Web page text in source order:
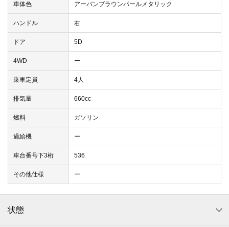
車体色 アーバンブラウンパールメタリック
ハンドル 右
ドア 5D
4WD ー
乗車定員 4人
排気量 660cc
燃料 ガソリン
過給機 ー
車台番号下3桁 536
その他仕様 ー
状態